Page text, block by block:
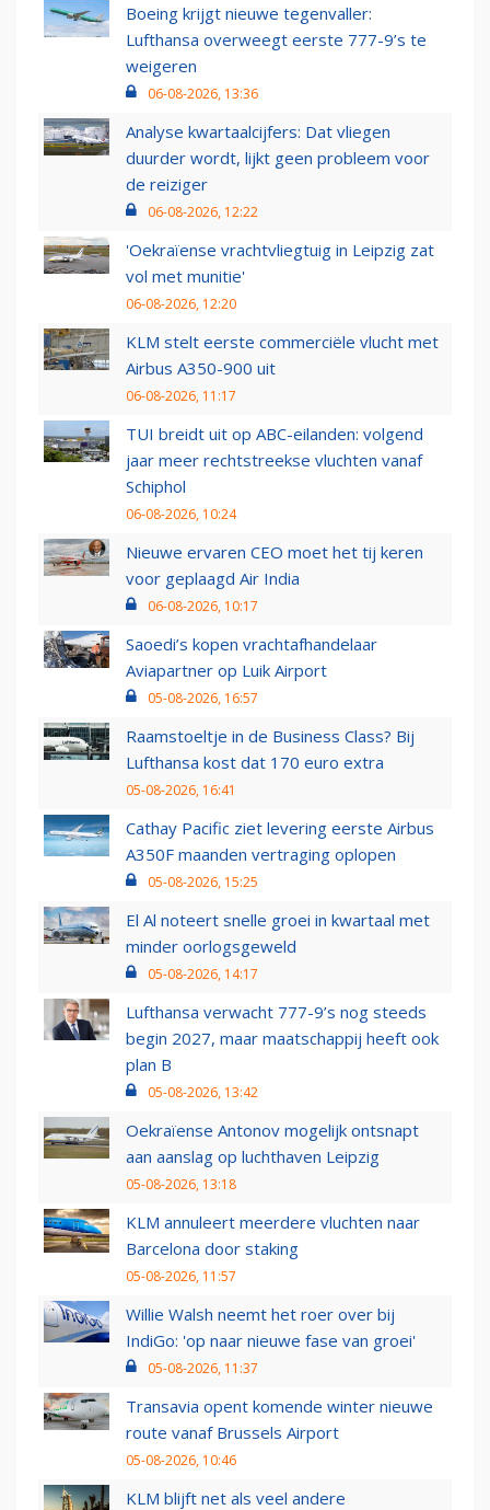
Boeing krijgt nieuwe tegenvaller:
Lufthansa overweegt eerste 777-9’s te
weigeren
06-08-2026, 13:36
Analyse kwartaalcijfers: Dat vliegen
duurder wordt, lijkt geen probleem voor
de reiziger
06-08-2026, 12:22
'Oekraïense vrachtvliegtuig in Leipzig zat
vol met munitie'
06-08-2026, 12:20
KLM stelt eerste commerciële vlucht met
Airbus A350-900 uit
06-08-2026, 11:17
TUI breidt uit op ABC-eilanden: volgend
jaar meer rechtstreekse vluchten vanaf
Schiphol
06-08-2026, 10:24
Nieuwe ervaren CEO moet het tij keren
voor geplaagd Air India
06-08-2026, 10:17
Saoedi’s kopen vrachtafhandelaar
Aviapartner op Luik Airport
05-08-2026, 16:57
Raamstoeltje in de Business Class? Bij
Lufthansa kost dat 170 euro extra
05-08-2026, 16:41
Cathay Pacific ziet levering eerste Airbus
A350F maanden vertraging oplopen
05-08-2026, 15:25
El Al noteert snelle groei in kwartaal met
minder oorlogsgeweld
05-08-2026, 14:17
Lufthansa verwacht 777-9’s nog steeds
begin 2027, maar maatschappij heeft ook
plan B
05-08-2026, 13:42
Oekraïense Antonov mogelijk ontsnapt
aan aanslag op luchthaven Leipzig
05-08-2026, 13:18
KLM annuleert meerdere vluchten naar
Barcelona door staking
05-08-2026, 11:57
Willie Walsh neemt het roer over bij
IndiGo: 'op naar nieuwe fase van groei'
05-08-2026, 11:37
Transavia opent komende winter nieuwe
route vanaf Brussels Airport
05-08-2026, 10:46
KLM blijft net als veel andere